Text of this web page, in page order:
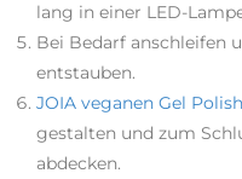
lang in einer LED-
Bei Bedarf anschleifen
entstauben.
JOIA veganen Gel Polish
gestalten und zum
abdecken.